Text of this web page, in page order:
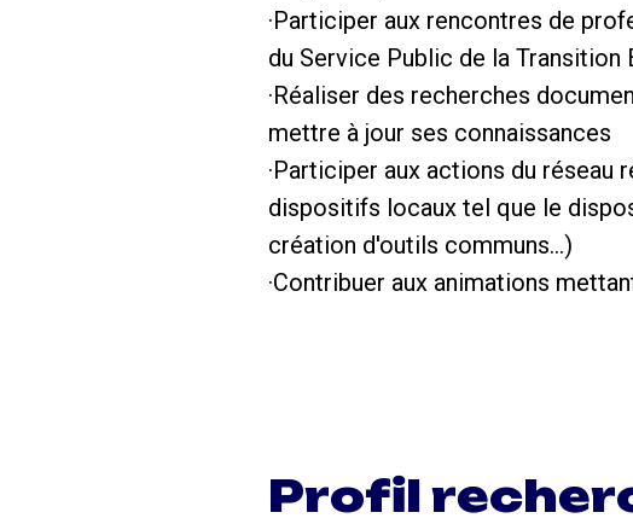
·Participer aux rencontres de
du Service Public de la
·Réaliser des recherches
mettre à jour ses connaissances
·Participer aux actions du
dispositifs locaux tel que le
création d'outils communs...)
·Contribuer aux animations
Profil